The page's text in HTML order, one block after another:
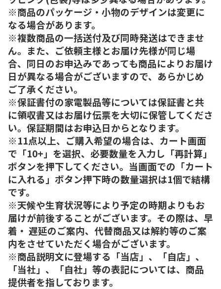
※商品のパッケージ・小物のデザインは変更に
なる場合があります。
※複数商品の一括送付及び同時発送はできませ
ん。また、ご依頼主様とお届け先様が同じ場
合、同日のお申込みであっても商品によりお届け
日が異なる場合がございますので、あらかじめ
ご了承ください。
※保証書付の家電製品等については保証書と共
に領収書又はお届け伝票を大切に保管してくださ
い。保証期間はお申込日からとなります。
※11点以上、ご購入希望の場合は、カート画面
で「10+」を選択、必要数量を入力し「再計算」
ボタンを押下してください。当画面での「カート
に入れる」ボタン押下時の数量選択は1個で結構
です。
※天候や生育状況等により予定の時期よりもお
届けが前後することがございます。その際は、早
着・ 遅延のご案内、代替商品又は解約等のご案
内をさせていただく場合がございます。
※商品説明文に登場する「当店」、「自店」、
「当社」、「自社」等の表記については、商品
提供者を指しております。